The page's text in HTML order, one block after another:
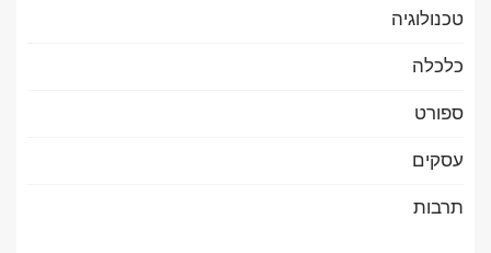
טכנולוגיה
כלכלה
ספורט
עסקים
תרבות